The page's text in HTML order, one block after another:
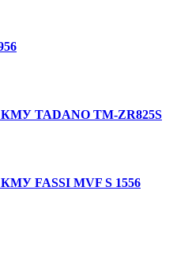
КМУ TADANO TM-ZR825S
FASSI MVF S 1556